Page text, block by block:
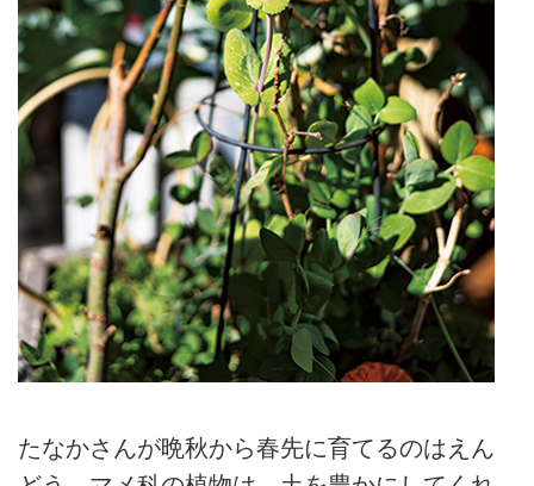
たなかさんが晩秋から春先に育てるのはえん